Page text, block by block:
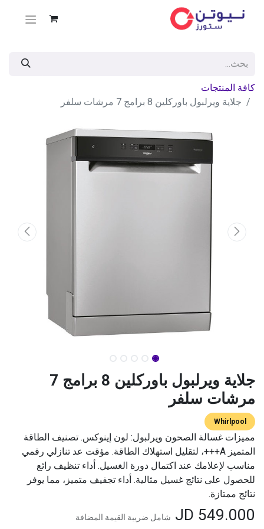
كافة المنتجات
جلاية ويرلبول باوركلين 8 برامج 7 مرشات سلفر
جلاية ويرلبول باوركلين 8 برامج 7
مرشات سلفر
​​​​​​​​W​hi​r​l​po​o​l​
مميزات غسالة الصحون ويرلبول: لون إينوكس. تصنيف الطاقة
المتميز A+++، لتقليل استهلاك الطاقة. مؤقت عد تنازلي رقمي
مناسب لإعلامك عند اكتمال دورة الغسيل. أداء تنظيف رائع
للحصول على نتائج غسيل مثالية. أداء تجفيف متميز، مما يوفر
نتائج ممتازة.
549.000 شامل ضريبة القيمة المضافة